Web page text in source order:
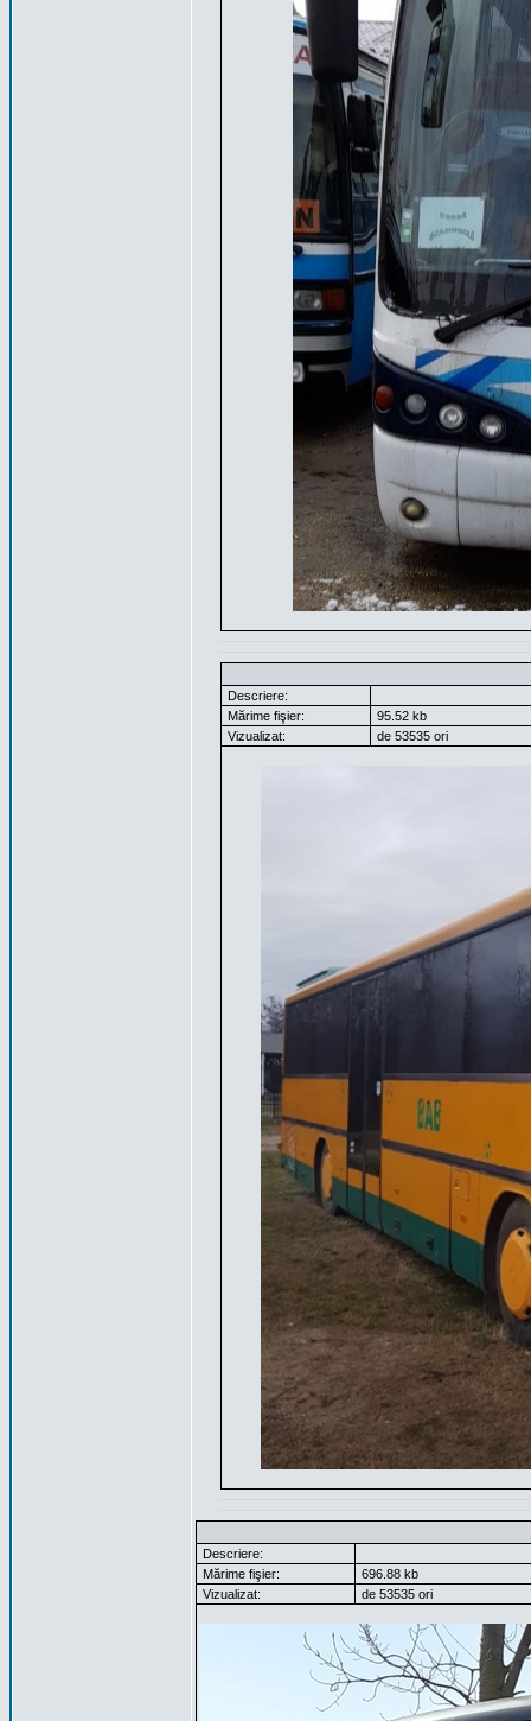
Descriere:
Mărime fişier:
95.52 kb
Vizualizat:
de 53535 ori
Descriere:
Mărime fişier:
696.88 kb
Vizualizat:
de 53535 ori